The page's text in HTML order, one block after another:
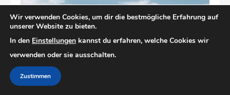
Fluginformationen
Direkt nach Wien: Ein Überblick über Direktflüge
Wir verwenden Cookies, um dir die bestmögliche Erfahrung auf
unserer Website zu bieten.
In den Einstellungen kannst du erfahren, welche Cookies wir
verwenden oder sie ausschalten.
Zustimmen